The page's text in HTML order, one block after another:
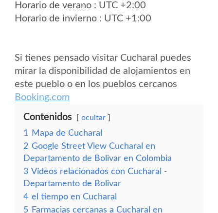
Horario de verano : UTC +2:00
Horario de invierno : UTC +1:00
Si tienes pensado visitar Cucharal puedes
mirar la disponibilidad de alojamientos en
este pueblo o en los pueblos cercanos
Booking.com
Contenidos ocultar
1
Mapa de Cucharal
2 Google Street View Cucharal en
Departamento de Bolivar en Colombia
3 Vídeos relacionados con Cucharal -
Departamento de Bolivar
4 el tiempo en Cucharal
5 Farmacias cercanas a Cucharal en